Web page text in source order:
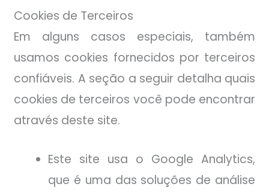
Cookies de Terceiros
Em alguns casos especiais, também
usamos cookies fornecidos por terceiros
confiáveis. A seção a seguir detalha quais
cookies de terceiros você pode encontrar
através deste site.
Este site usa o Google Analytics,
que é uma das soluções de análise